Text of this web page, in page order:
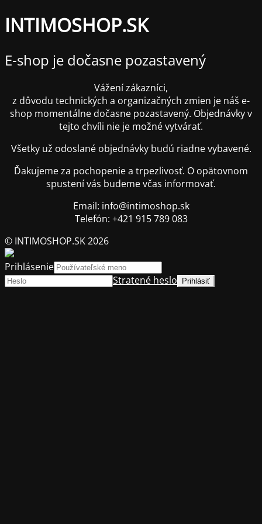
INTIMOSHOP.SK
E-shop je dočasne pozastavený
Vážení zákazníci,
z dôvodu technických a organizačných zmien je náš e-
shop momentálne dočasne pozastavený. Objednávky v
tejto chvíli nie je možné vytvárať.
Všetky už odoslané objednávky budú riadne vybavené.
Ďakujeme za pochopenie a trpezlivosť. O opätovnom
spustení vás budeme včas informovať.
Email: info@intimoshop.sk
Telefón: +421 915 789 083
© INTIMOSHOP.SK 2026
Prihlásenie
Stratené heslo